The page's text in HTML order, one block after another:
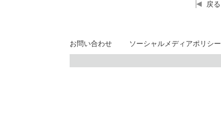
戻る
お問い合わせ ソーシャルメディアポリシー